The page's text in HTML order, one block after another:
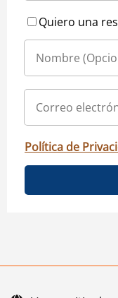
Quiero una
Política de